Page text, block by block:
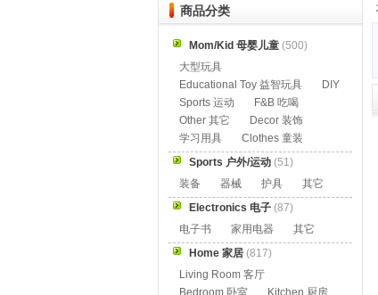
商品分类
Mom/Kid 母婴儿童 (500)
大型玩具
Educational Toy 益智玩具
DIY
Sports 运动
F&B 吃喝
Other 其它
Decor 装饰
学习用具
Clothes 童装
Sports 户外/运动 (51)
装备
器械 护具
其它
Electronics 电子 (87)
电子书
家用电器
其它
Home 家居 (817)
Living Room 客厅
Bedroom 卧室
Kitchen 厨房